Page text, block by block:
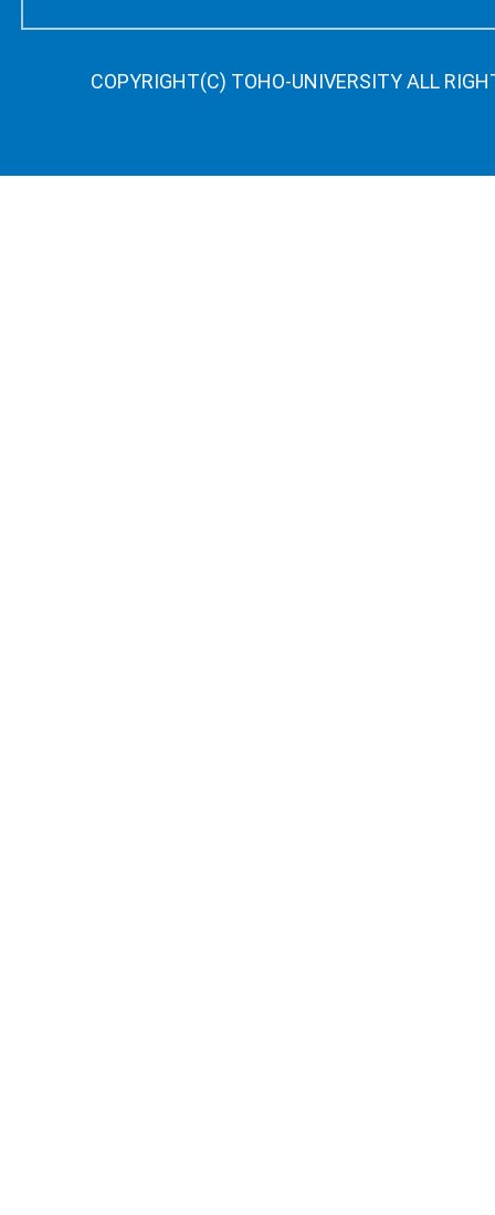
COPYRIGHT(C) TOHO-UNIVERSITY ALL